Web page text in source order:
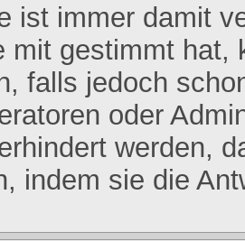
ist immer damit
mit gestimmt hat,
falls jedoch
oder
werden,
indem sie die